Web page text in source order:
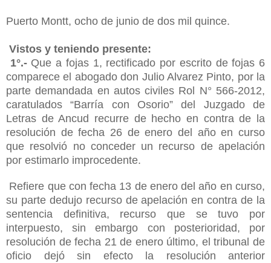
Puerto Montt, ocho de junio de dos mil quince.
Vistos y teniendo presente:
1°.- Que a fojas 1, rectificado por escrito de fojas 6
comparece el abogado don Julio Alvarez Pinto, por la
parte demandada en autos civiles Rol N° 566-2012,
caratulados “Barría con Osorio” del Juzgado de
Letras de Ancud recurre de hecho en contra de la
resolución de fecha 26 de enero del año en curso
que resolvió no conceder un recurso de apelación
por estimarlo improcedente.
Refiere que con fecha 13 de enero del año en curso,
su parte dedujo recurso de apelación en contra de la
sentencia definitiva, recurso que se tuvo por
interpuesto, sin embargo con posterioridad, por
resolución de fecha 21 de enero último, el tribunal de
oficio dejó sin efecto la resolución anterior